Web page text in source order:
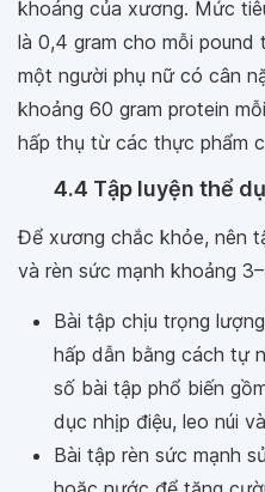
khoáng của xương. Mức
là 0,4 gram cho mỗi
một người phụ nữ có cân
khoảng 60 gram protein
hấp thụ từ các thực phẩm
4.4 Tập luyện thể
Để xương chắc khỏe, nên
và rèn sức mạnh khoảng
Bài tập chịu trọng
hấp dẫn bằng cách tự
số bài tập phổ biến
dục nhịp điệu, leo núi
Bài tập rèn sức mạnh